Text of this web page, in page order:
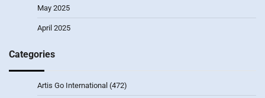
May 2025
April 2025
Categories
Artis Go International (472)